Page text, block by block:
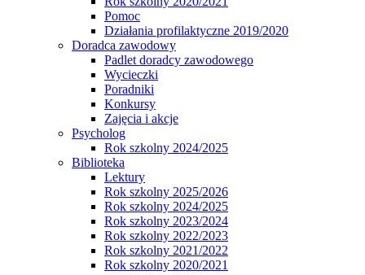
Pomoc
Działania profilaktyczne 2019/2020
Doradca zawodowy
Padlet doradcy zawodowego
Wycieczki
Poradniki
Konkursy
Zajęcia i akcje
Psycholog
Rok szkolny 2024/2025
Biblioteka
Lektury
Rok szkolny 2025/2026
Rok szkolny 2024/2025
Rok szkolny 2023/2024
Rok szkolny 2022/2023
Rok szkolny 2021/2022
Rok szkolny 2020/2021